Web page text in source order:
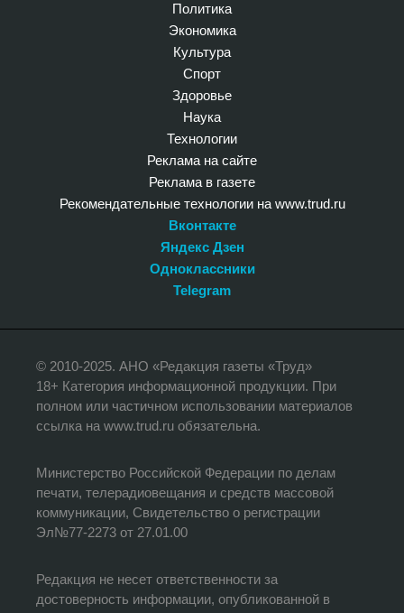
Политика
Экономика
Культура
Спорт
Здоровье
Наука
Технологии
Реклама на сайте
Реклама в газете
Рекомендательные технологии на www.trud.ru
Вконтакте
Яндекс Дзен
Одноклассники
Telegram
© 2010-2025. АНО «Редакция газеты «Труд»
18+ Категория информационной продукции. При
полном или частичном использовании материалов
ссылка на www.trud.ru обязательна.
Министерство Российской Федерации по делам
печати, телерадиовещания и средств массовой
коммуникации, Свидетельство о регистрации
Эл№77-2273 от 27.01.00
Редакция не несет ответственности за
достоверность информации, опубликованной в